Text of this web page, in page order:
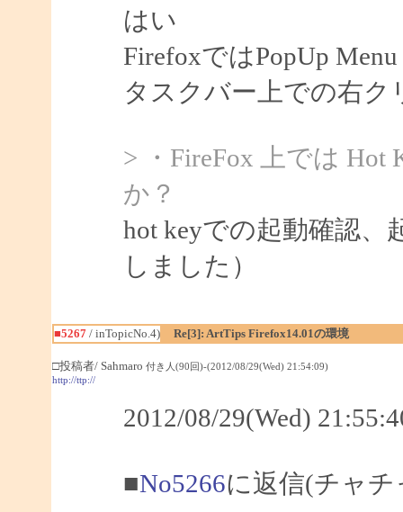
はい
FirefoxではPopUp
タスクバー上での右ク
> ・FireFox 上では
か？
hot keyでの起動確認
しました）
■5267/ inTopicNo.4) Re[3]: ArtTips Firefox14.01の環境
□投稿者/ Sahmaro 付き人(90回)-(2012/08/29(Wed) 21:54:09)
http://ttp://
2012/08/29(Wed)
■No5266に返信(チャ